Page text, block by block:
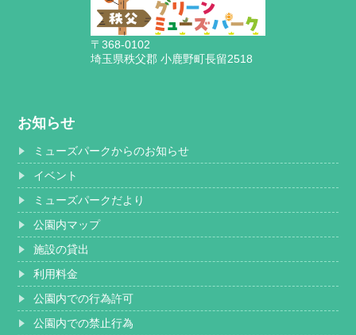
〒368-0102
埼玉県秩父郡 小鹿野町長留2518
お知らせ
ミューズパークからのお知らせ
イベント
ミューズパークだより
公園内マップ
施設の貸出
利用料金
公園内での行為許可
公園内での禁止行為